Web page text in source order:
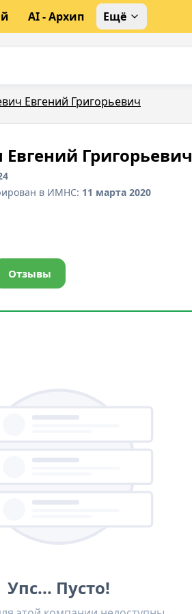
AI - Архип Ещё
Евгений Григорьевич
Григорьевич
в ИМНС: 11 марта 2020
Отзывы
Упс... Пусто!